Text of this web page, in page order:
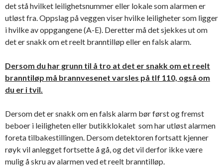
det stå hvilket leilighetsnummer eller lokale som alarmen er
utløst fra. Oppslag på veggen viser hvilke leiligheter som ligger
i hvilke av oppgangene (A-E). Deretter må det sjekkes ut om
det er snakk om et reelt branntilløp eller en falsk alarm.
Dersom du har grunn til å tro at det er snakk om et reelt
branntiløp må brannvesenet varsles på tlf 110, også om
du er i tvil.
Dersom det er snakk om en falsk alarm bør først og fremst
beboer i leiligheten eller butikklokalet som har utløst alarmen
foreta tilbakestillingen. Dersom detektoren fortsatt kjenner
røyk vil anlegget fortsette å gå, og det vil derfor ikke være
mulig å skru av alarmen ved et reelt branntilløp.